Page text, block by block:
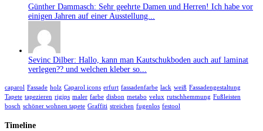
Günther Dammasch: Sehr geehrte Damen und Herren! Ich habe vor
einigen Jahren auf einer Ausstellung...
Sevinc Dilber: Hallo, kann man Kautschukboden auch auf laminat
verlegen?? und welchen kleber so...
caparol Fassade holz Caparol icons erfurt fassadenfarbe lack weiß Fassadengestaltung
Tapete tapezieren rigips maler farbe disbon metabo velux rutschhemmung Fußleisten
bosch schöner wohnen tapete Graffiti streichen fugenlos festool
Timeline